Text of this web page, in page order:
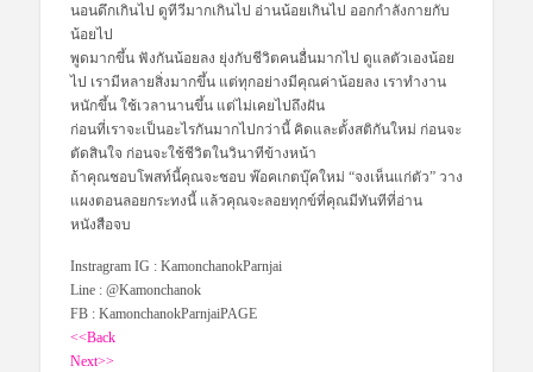
นอนดึกเกินไป ดูทีวีมากเกินไป อ่านน้อยเกินไป ออกกำลังกายกับ
น้อยไป
พูดมากขึ้น ฟังกันน้อยลง ยุ่งกับชีวิตคนอื่นมากไป ดูแลตัวเองน้อย
ไป เรามีหลายสิ่งมากขึ้น แต่ทุกอย่างมีคุณค่าน้อยลง เราทำงาน
หนักขึ้น ใช้เวลานานขึ้น แต่ไม่เคยไปถึงฝัน
ก่อนที่เราจะเป็นอะไรกันมากไปกว่านี้ คิดและตั้งสติกันใหม่ ก่อนจะ
ตัดสินใจ ก่อนจะใช้ชีวิตในวินาทีข้างหน้า
ถ้าคุณชอบโพสท์นี้คุณจะชอบ พ๊อคเกตบุ๊คใหม่ “จงเห็นแก่ตัว” วาง
แผงตอนลอยกระทงนี้ แล้วคุณจะลอยทุกข์ที่คุณมีทันทีที่อ่าน
หนังสือจบ
Instragram IG : KamonchanokParnjai
Line : @Kamonchanok
FB : KamonchanokParnjaiPAGE
<<Back
Next>>